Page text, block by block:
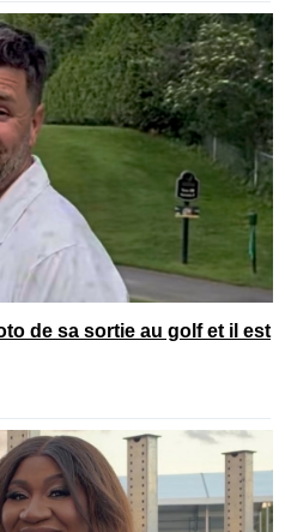
de sa sortie au golf et il est